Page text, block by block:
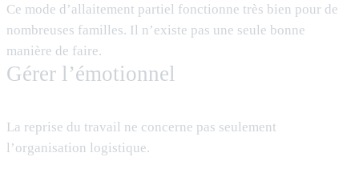
Ce mode d’allaitement partiel fonctionne très bien pour de
nombreuses familles. Il n’existe pas une seule bonne
manière de faire.
Gérer l’émotionnel
La reprise du travail ne concerne pas seulement
l’organisation logistique.